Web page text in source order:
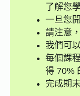
了解您
一旦您
請注意
我們可
每個課
得 70%
完成期